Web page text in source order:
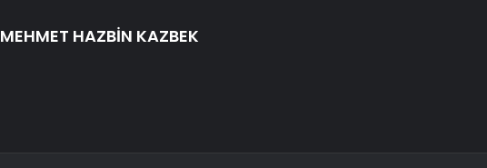
MEHMET HAZBİN KAZBEK